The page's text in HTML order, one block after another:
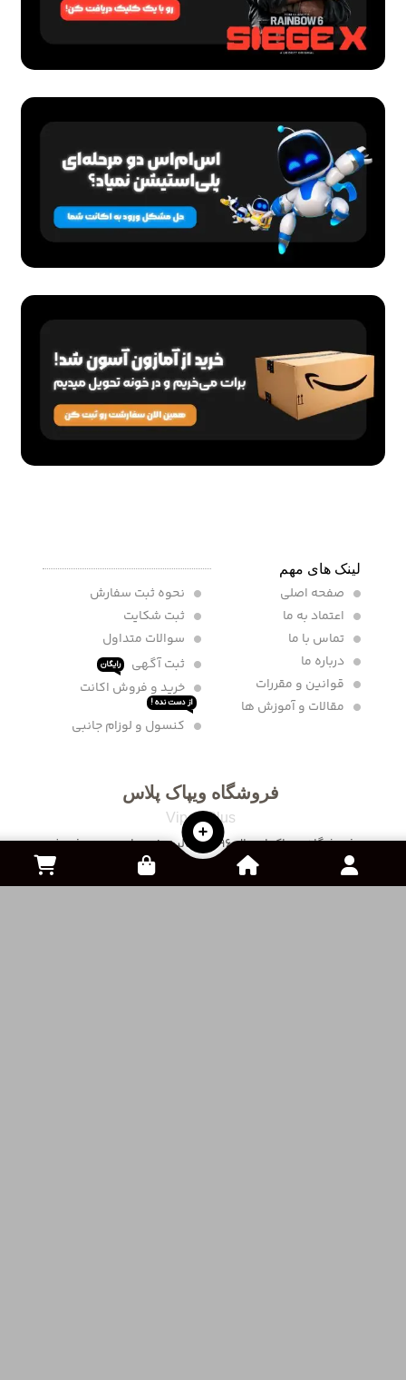
پلی استیشن
بازی GTA VI برای پلی استیشن
16,710,000 تومان
لینک های مهم
صفحه اصلی
اعتماد به ما
تماس با ما
درباره ما
قوانین و مقررات
مقالات و آموزش ها
نحوه ثبت سفارش
ثبت شکایت
سوالات متداول
ثبت آگهی
رایگان
خرید و فروش اکانت
از دست نده !
کنسول و لوزام جانبی
فروشگاه ویپاک پلاس
Vipac Plus
فروشگاه ویپاک از سال 1396 فعالیت خود را در زمینه فروش
محصولات گیمینگ و کنسول های بازی شروع نموده و سپس
در سال 1400 برای گسترده تر کردن خدمات خود فروش انواع